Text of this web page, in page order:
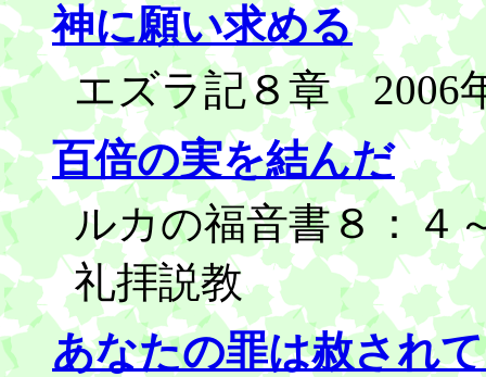
神に願い求める
エズラ記８章 2006
百倍の実を結んだ
ルカの福音書８：４
礼拝説教
あなたの罪は赦され